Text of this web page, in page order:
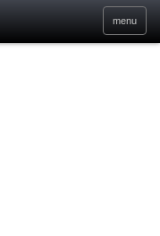
menu